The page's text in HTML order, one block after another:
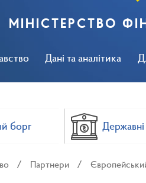
Дані та аналітика
МІНІСТЕРСТВО
борг
Партнери